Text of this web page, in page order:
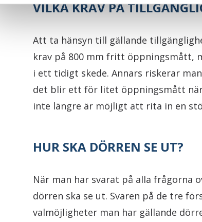
VILKA KRAV PÅ
Att ta hänsyn till gällande
krav på 800 mm fritt öppningsmått,
i ett tidigt skede. Annars riskerar
det blir ett för litet öppningsmått
inte längre är möjligt att rita in en
HUR SKA DÖRREN SE UT?
När man har svarat på alla frågorna
dörren ska se ut. Svaren på de tre
valmöjligheter man har gällande